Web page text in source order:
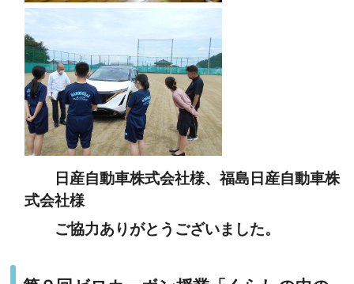
日産自動車株式会社様、福島日産自動車株
式会社様
ご協力ありがとうございました。